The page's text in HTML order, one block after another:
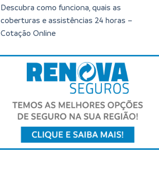
Descubra como funciona, quais as
coberturas e assistências 24 horas –
Cotação Online